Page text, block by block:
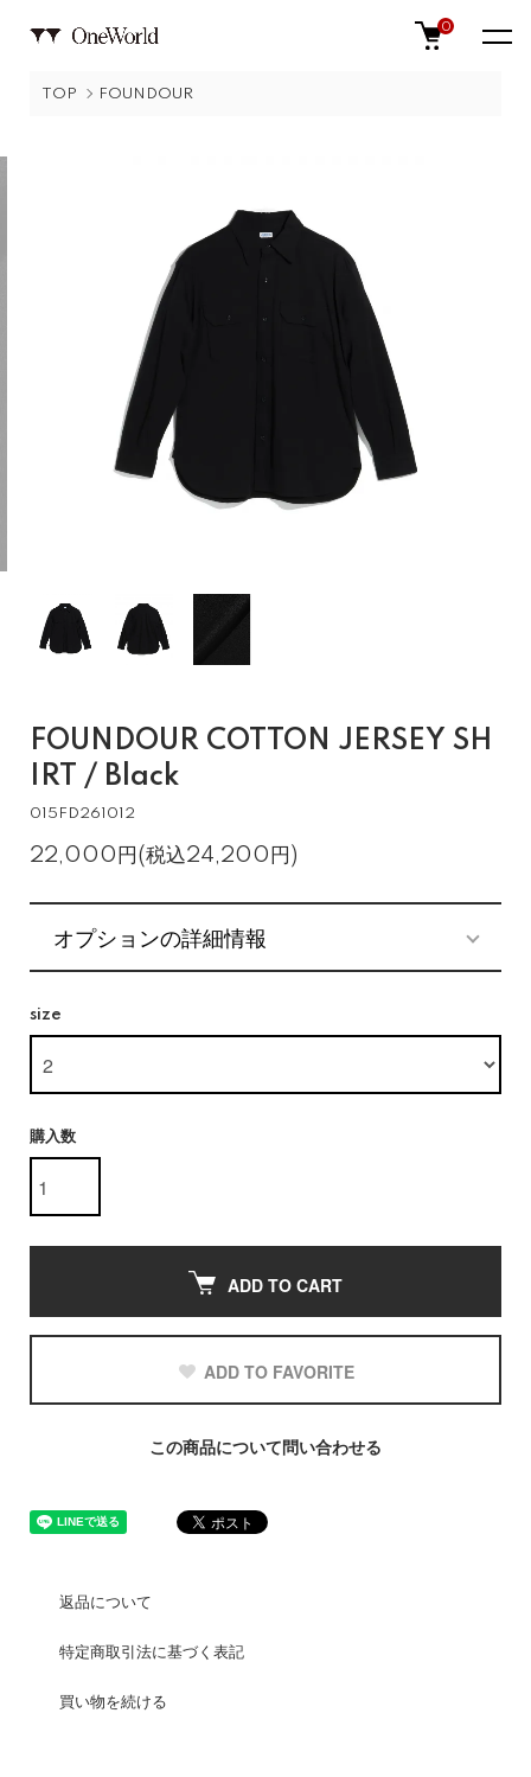
0
TOP FOUNDOUR
FOUNDOUR COTTON JERSEY SH
IRT / Black
015FD261012
22,000円(税込24,200円)
オプションの詳細情報
size
購入数
ADD TO CART
ADD TO FAVORITE
この商品について問い合わせる
返品について
特定商取引法に基づく表記
買い物を続ける